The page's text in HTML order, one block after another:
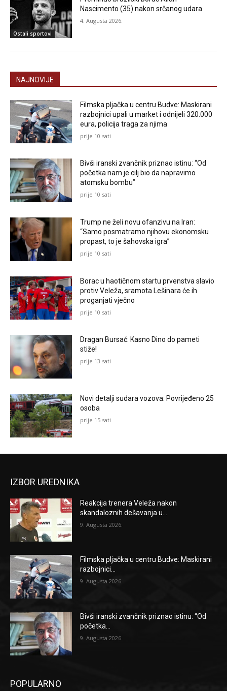
Ostali sportovi
Nascimento (35) nakon srčanog udara
4. Augusta 2026.
NAJNOVIJE
Filmska pljačka u centru Budve: Maskirani
razbojnici upali u market i odnijeli 320.000
eura, policija traga za njima
prije 10 sati
Bivši iranski zvančnik priznao istinu: “Od
početka nam je cilj bio da napravimo
atomsku bombu”
prije 10 sati
Trump ne želi novu ofanzivu na Iran:
“Samo posmatramo njihovu ekonomsku
propast, to je šahovska igra”
prije 10 sati
Borac u haotičnom startu prvenstva slavio
protiv Veleža, sramota Lešinara će ih
proganjati vječno
prije 10 sati
Dragan Bursać: Kasno Dino do pameti
stiže!
prije 13 sati
Novi detalji sudara vozova: Povrijeđeno 25
osoba
prije 15 sati
IZBOR UREDNIKA
Reakcija trenera Veleža nakon
skandaloznih dešavanja u...
9. Augusta 2026.
Filmska pljačka u centru Budve: Maskirani
razbojnici...
9. Augusta 2026.
Bivši iranski zvančnik priznao istinu: “Od
početka...
9. Augusta 2026.
POPULARNO